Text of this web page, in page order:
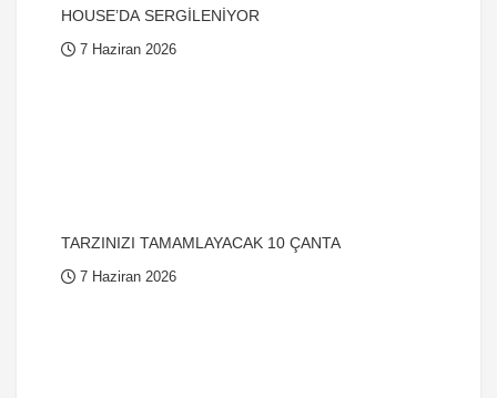
HOUSE’DA SERGİLENİYOR
7 Haziran 2026
TARZINIZI TAMAMLAYACAK 10 ÇANTA
7 Haziran 2026